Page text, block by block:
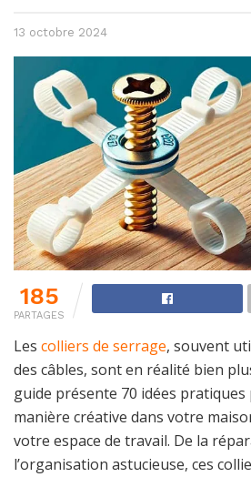
13 octobre 2024
185
PARTAGES
Les colliers de serrage, souvent
des câbles, sont en réalité bien
guide présente 70 idées
manière créative dans votre
votre espace de travail. De la
l’organisation astucieuse, ces